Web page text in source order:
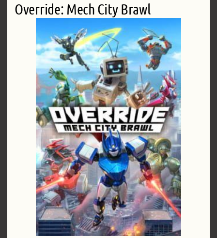
Override: Mech City Brawl